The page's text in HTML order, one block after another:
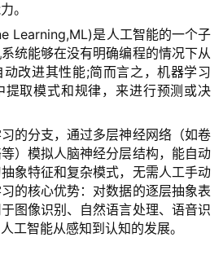
。
Learning,ML)是人工智能的一个子
统能够在没有明确编程的情况下从
改进其性能;简而言之，机器学习
提取模式和规律，来进行预测或决
的分支，通过多层神经网络（如卷
）模拟人脑神经分层结构，能自动
象特征和复杂模式，无需人工手动
的核心优势：对数据的逐层抽象表
图像识别、自然语言处理、语音识
工智能从感知到认知的发展。